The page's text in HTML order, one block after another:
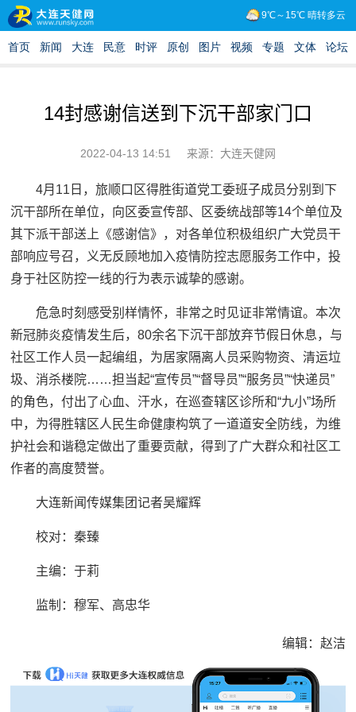
14封感谢信送到下沉干部家门口
2022-04-13 14:51 来源：大连天健网
4月11日，旅顺口区得胜街道党工委班子成员分别到下
沉干部所在单位，向区委宣传部、区委统战部等14个单位及
其下派干部送上《感谢信》，对各单位积极组织广大党员干
部响应号召，义无反顾地加入疫情防控志愿服务工作中，投
身于社区防控一线的行为表示诚挚的感谢。
危急时刻感受别样情怀，非常之时见证非常情谊。本次
新冠肺炎疫情发生后，80余名下沉干部放弃节假日休息，与
社区工作人员一起编组，为居家隔离人员采购物资、清运垃
圾、消杀楼院……担当起“宣传员”“督导员”“服务员”“快递员”
的角色，付出了心血、汗水，在巡查辖区诊所和“九小”场所
中，为得胜辖区人民生命健康构筑了一道道安全防线，为维
护社会和谐稳定做出了重要贡献，得到了广大群众和社区工
作者的高度赞誉。
大连新闻传媒集团记者吴耀辉
校对：秦臻
主编：于莉
监制：穆军、高忠华
编辑：赵洁